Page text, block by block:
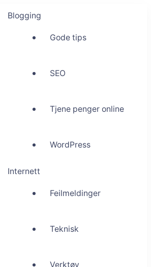
Blogging
Gode tips
SEO
Tjene penger online
WordPress
Internett
Feilmeldinger
Teknisk
Verktøy